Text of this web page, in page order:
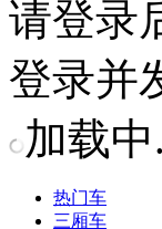
请登录
登录并
加载中
热门车
三厢车